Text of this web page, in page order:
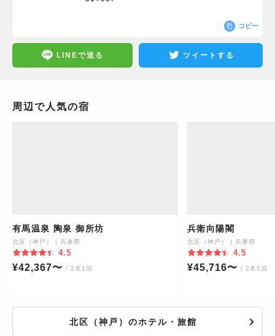
コピー
LINEで送る ツイートする
周辺で人気の宿
有馬温泉 陶泉 御所坊
北区（神戸） 兵庫県
4.5
¥42,367〜 / 2名1泊
兵衛向陽閣
北区（神戸） 兵庫県
4.5
¥45,716〜 / 2名1泊
北区（神戸）のホテル・旅館